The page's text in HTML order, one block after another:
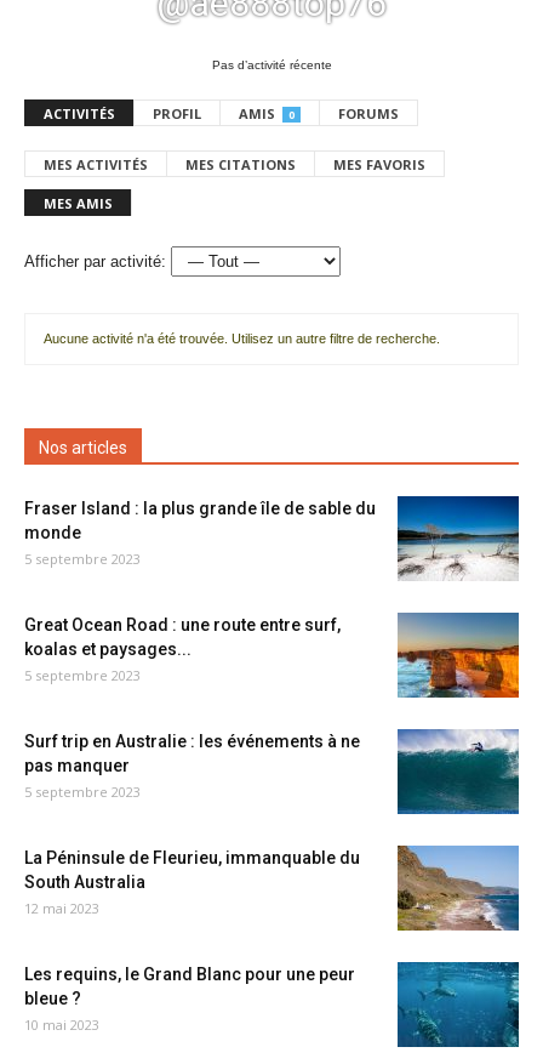
Pas d’activité récente
ACTIVITÉS PROFIL AMIS 0 FORUMS
MES ACTIVITÉS MES CITATIONS MES FAVORIS
MES AMIS
Afficher par activité:
Aucune activité n'a été trouvée. Utilisez un autre filtre de recherche.
Nos articles
Fraser Island : la plus grande île de sable du
monde
5 septembre 2023
Great Ocean Road : une route entre surf,
koalas et paysages...
5 septembre 2023
Surf trip en Australie : les événements à ne
pas manquer
5 septembre 2023
La Péninsule de Fleurieu, immanquable du
South Australia
12 mai 2023
Les requins, le Grand Blanc pour une peur
bleue ?
10 mai 2023